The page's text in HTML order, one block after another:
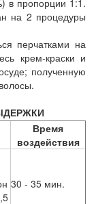
на 2 процедуры
перчатками на
крем-краски и
полученную
Время
воздействия
30 - 35 мин.